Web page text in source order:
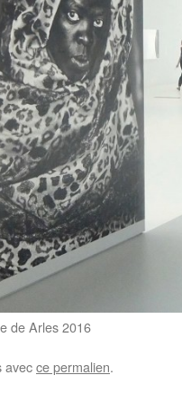
de Arles 2016
avecce permalien.